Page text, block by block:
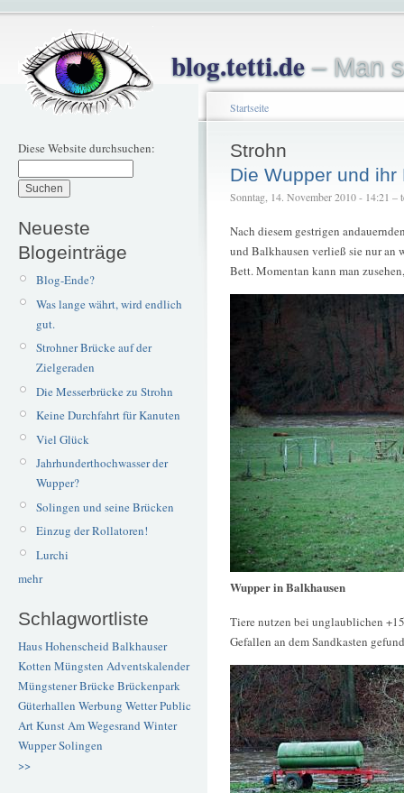
blog.tetti.de– Man
Diese Website durchsuchen:
Neueste
Blogeinträge
Blog-Ende?
Was lange währt, wird endlich
gut.
Strohner Brücke auf der
Zielgeraden
Die Messerbrücke zu Strohn
Keine Durchfahrt für Kanuten
Viel Glück
Jahrhunderthochwasser der
Wupper?
Solingen und seine Brücken
Einzug der Rollatoren!
Lurchi
mehr
Schlagwortliste
Haus Hohenscheid Balkhauser
Kotten Müngsten Adventskalender
Müngstener BrückeBrückenpark
Güterhallen Werbung WetterPublic
ArtKunstAm Wegesrand Winter
WupperSolingen
>>
Startseite
Strohn
Die Wupper und ihr
Sonntag, 14. November 2010 - 14:21 –
Nach diesem gestrigen
und Balkhausen verließ sie nur an
Bett. Momentan kann man
Wupper in Balkhausen
Tiere nutzen bei unglaublichen
Gefallen an dem Sandkasten